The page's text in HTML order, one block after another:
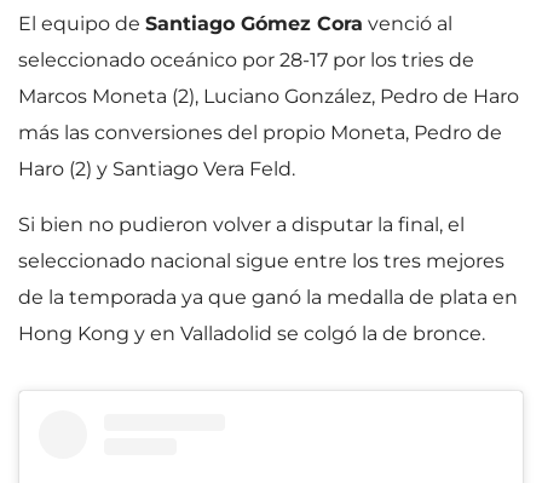
El equipo de Santiago Gómez Cora venció al
seleccionado oceánico por 28-17 por los tries de
Marcos Moneta (2), Luciano González, Pedro de Haro
más las conversiones del propio Moneta, Pedro de
Haro (2) y Santiago Vera Feld.
Si bien no pudieron volver a disputar la final, el
seleccionado nacional sigue entre los tres mejores
de la temporada ya que ganó la medalla de plata en
Hong Kong y en Valladolid se colgó la de bronce.